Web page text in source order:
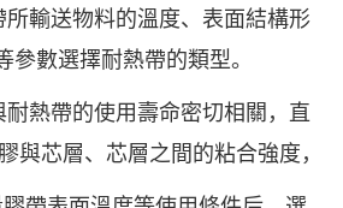
輸送物料的溫度、表面結構形
參數選擇耐熱帶的類型。
熱帶的使用壽命密切相關，直
與芯層、芯層之間的粘合強度，